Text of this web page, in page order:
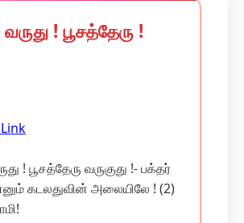
! பூசத்தேரு !
! பூசத்தேரு வருகுது !- பக்தர்
கடலதுவின் அலையிலே ! (2)